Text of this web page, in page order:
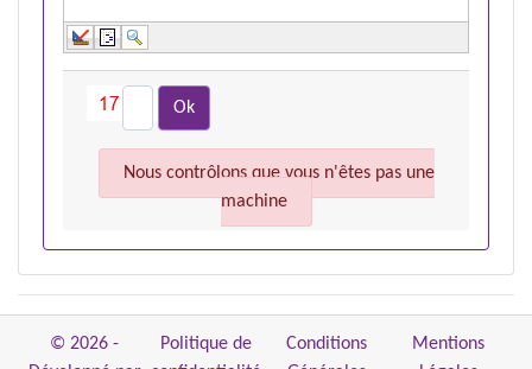
Nous contrôlons que vous n'êtes pas une
machine
© 2026 -
Politique de
Conditions
Mentions